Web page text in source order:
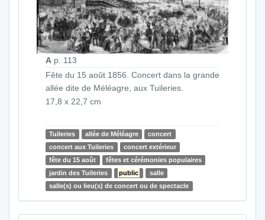
A p. 113
Fête du 15 août 1856. Concert dans la grande
allée dite de Méléagre, aux Tuileries.
17,8 x 22,7 cm
Tuileries allée de Méléagre
concert
concert aux Tuileries
concert extérieur
fête du 15 août
fêtes et cérémonies populaires
jardin des Tuileries
public
salle
salle(s) ou lieu(s) de concert ou de spectacle